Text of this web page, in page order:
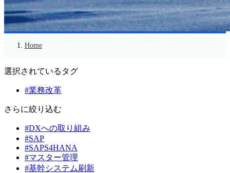
Home
選択されているタグ
#業務改革
さらに絞り込む
#DXへの取り組み
#SAP
#SAPS4HANA
#マスター管理
#基幹システム刷新